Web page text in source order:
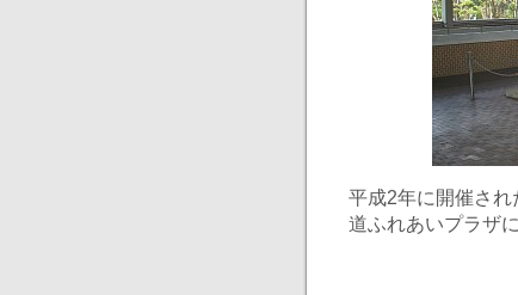
平成2年に開催さ
道ふれあいプラザ